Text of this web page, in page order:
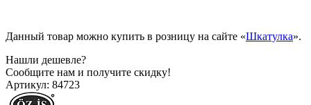
Данный товар можно купить в розницу на сайте «Шкатулка».
Нашли дешевле?
Сообщите нам и получите скидку!
Артикул: 84723